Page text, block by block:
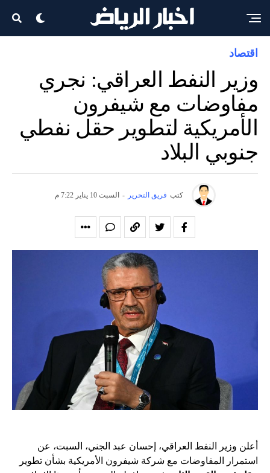
اقتصاد
وزير النفط العراقي: نجري
مفاوضات مع شيفرون
الأمريكية لتطوير حقل نفطي
جنوبي البلاد
كتب فريق التحرير - السبت 10 يناير 7:22 م
أعلن وزير النفط العراقي، إحسان عبد الجني، السبت، عن
استمرار المفاوضات مع شركة شيفرون الأمريكية بشأن تطوير